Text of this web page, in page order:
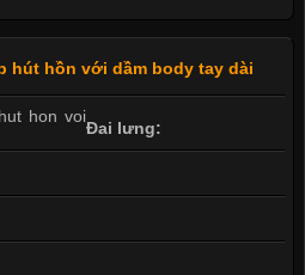
hút hồn với dầm body tay dài
Đai lưng: